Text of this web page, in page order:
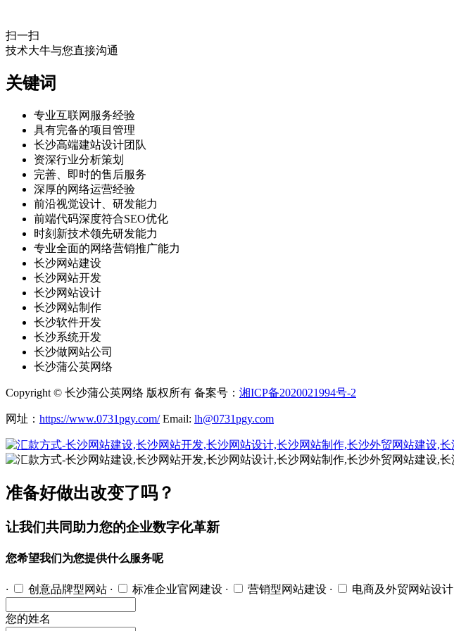
扫一扫
技术大牛与您直接沟通
关键词
专业互联网服务经验
具有完备的项目管理
长沙高端建站设计团队
资深行业分析策划
完善、即时的售后服务
深厚的网络运营经验
前沿视觉设计、研发能力
前端代码深度符合SEO优化
时刻新技术领先研发能力
专业全面的网络营销推广能力
长沙网站建设
长沙网站开发
长沙网站设计
长沙网站制作
长沙软件开发
长沙系统开发
长沙做网站公司
长沙蒲公英网络
Copyright © 长沙蒲公英网络 版权所有 备案号： 湘ICP备2020021994号-2
网址： https://www.0731pgy.com/ Email: lh@0731pgy.com
准备好做出改变了吗？
让我们共同助力您的企业数字化革新
您希望我们为您提供什么服务呢
· 创意品牌型网站 · 标准企业官网建设 · 营销型网站建设 · 电商及外贸网站设计
您的姓名